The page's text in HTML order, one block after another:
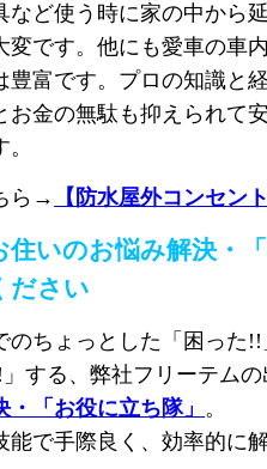
など使う時に家の中から
変です。他にも愛車の車
豊富です。プロの知識と
お金の無駄も抑えられて
ら→ 【防水屋外コンセン
住いのお悩み解決・
ださい
のちょっとした「困った
する、弊社フリーテム
「お役に立ち隊」 。
能で手際良く、効率的に